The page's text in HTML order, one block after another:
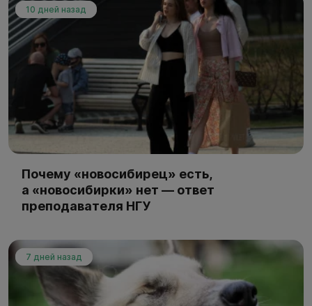
10 дней назад
Почему «новосибирец» есть,
а «новосибирки» нет — ответ
преподавателя НГУ
7 дней назад